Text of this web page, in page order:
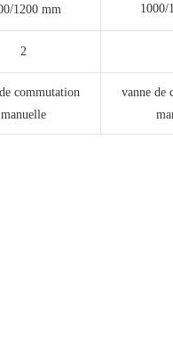
1200 mm 1000/
2
commutation
manuelle
vanne de